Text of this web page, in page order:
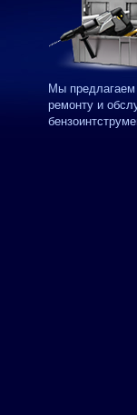
Мы
ремонту и